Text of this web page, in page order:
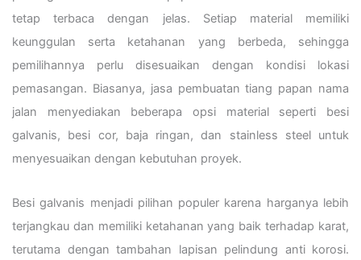
tetap terbaca dengan jelas. Setiap material memiliki
keunggulan serta ketahanan yang berbeda, sehingga
pemilihannya perlu disesuaikan dengan kondisi lokasi
pemasangan. Biasanya, jasa pembuatan tiang papan nama
jalan menyediakan beberapa opsi material seperti besi
galvanis, besi cor, baja ringan, dan stainless steel untuk
menyesuaikan dengan kebutuhan proyek.
Besi galvanis menjadi pilihan populer karena harganya lebih
terjangkau dan memiliki ketahanan yang baik terhadap karat,
terutama dengan tambahan lapisan pelindung anti korosi.